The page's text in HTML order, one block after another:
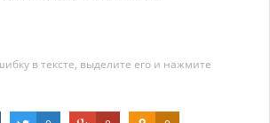
в тексте, выделите его и нажмите